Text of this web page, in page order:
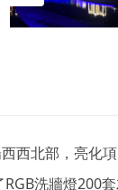
北部，亮化項
洗牆燈200